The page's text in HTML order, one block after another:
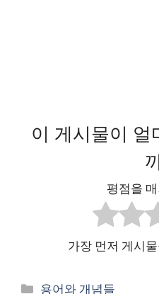
이 게시물이 얼
평점을
가장 먼저 게시
카
용어와 개념들